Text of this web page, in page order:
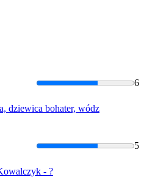
6
dziewica bohater, wódz
5
- ?